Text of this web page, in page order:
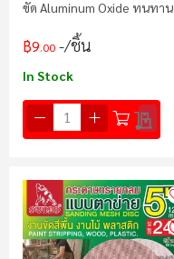
ขัด Aluminum Oxide ทนทาน
฿9.00 /ชิ้น
In Stock